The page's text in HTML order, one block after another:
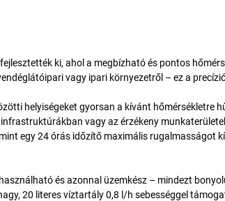
ki, ahol a megbízható és pontos
vagy ipari környezetről – ez a
helyiségeket gyorsan a kívánt hőmérsékletre
vagy az érzékeny
egy 24 órás időzítő maximális rugalmasságot
és azonnal üzemkész – mindezt
20 literes víztartály 0,8 l/h sebességgel